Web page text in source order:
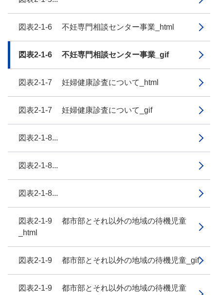
図表2-1-6 不妊専門相談センター事業_html
図表2-1-6 不妊専門相談センター事業_gif
図表2-1-7 妊婦健康診査について_html
図表2-1-7 妊婦健康診査について_gif
図表2-1-8...
図表2-1-8...
図表2-1-8...
図表2-1-9 都市部とそれ以外の地域の待機児童
_html
図表2-1-9 都市部とそれ以外の地域の待機児童_gif
図表2-1-9 都市部とそれ以外の地域の待機児童